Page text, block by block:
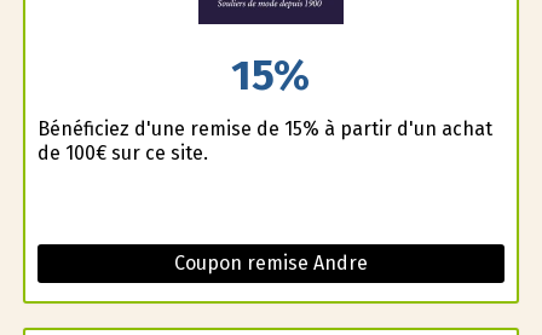
15%
Bénéficiez d'une remise de 15% à partir d'un achat
de 100€ sur ce site.
Coupon remise Andre